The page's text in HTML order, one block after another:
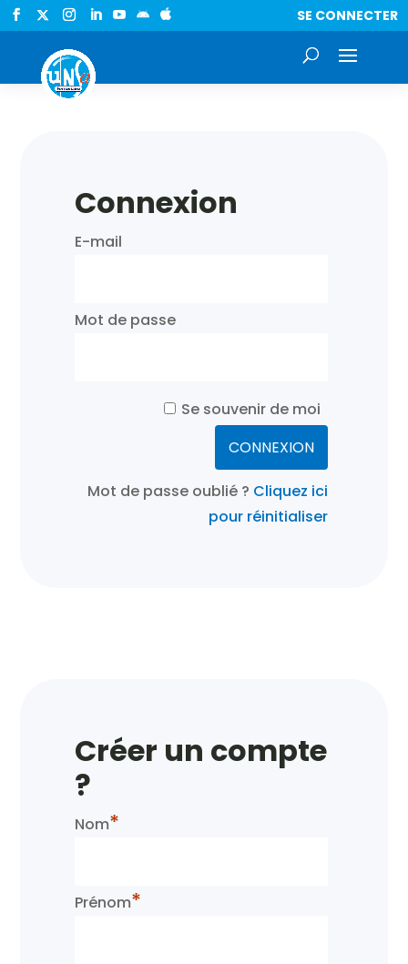
  SE CONNECTER
Connexion
E-mail
Mot de passe
Se souvenir de moi
Mot de passe oublié ? Cliquez ici
pour réinitialiser
Créer un compte
?
Nom*
Prénom*